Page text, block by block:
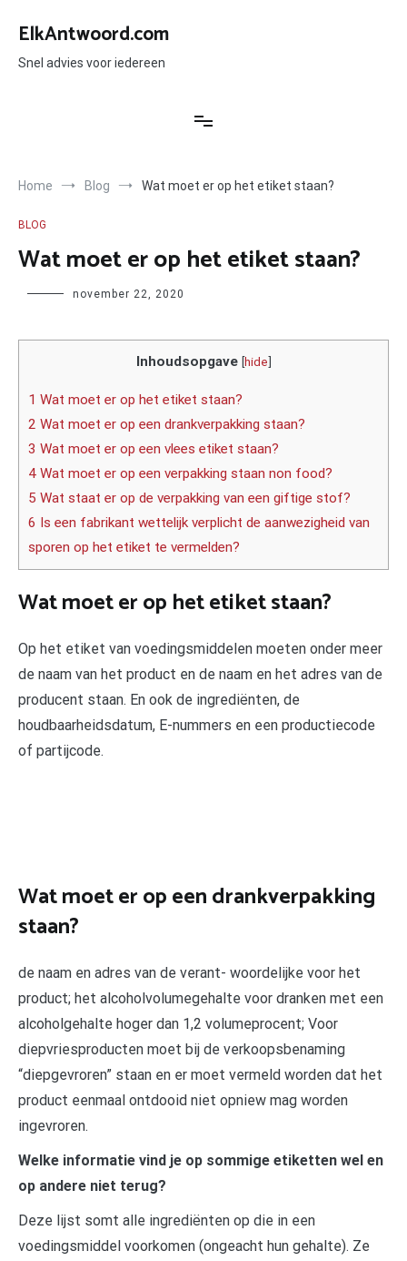
naar
inhoud
ElkAntwoord.com
Snel advies voor iedereen
Home Blog Wat moet er op het etiket staan?
BLOG
Wat moet er op het etiket staan?
Author november 22, 2020
Inhoudsopgave [hide]
1 Wat moet er op het etiket staan?
2 Wat moet er op een drankverpakking staan?
3 Wat moet er op een vlees etiket staan?
4 Wat moet er op een verpakking staan non food?
5 Wat staat er op de verpakking van een giftige stof?
6 Is een fabrikant wettelijk verplicht de aanwezigheid van
sporen op het etiket te vermelden?
Wat moet er op het etiket staan?
Op het etiket van voedingsmiddelen moeten onder meer
de naam van het product en de naam en het adres van de
producent staan. En ook de ingrediënten, de
houdbaarheidsdatum, E-nummers en een productiecode
of partijcode.
Wat moet er op een drankverpakking
staan?
de naam en adres van de verant- woordelijke voor het
product; het alcoholvolumegehalte voor dranken met een
alcoholgehalte hoger dan 1,2 volumeprocent; Voor
diepvriesproducten moet bij de verkoopsbenaming
“diepgevroren” staan en er moet vermeld worden dat het
product eenmaal ontdooid niet opniew mag worden
ingevroren.
Welke informatie vind je op sommige etiketten wel en
op andere niet terug?
Deze lijst somt alle ingrediënten op die in een
voedingsmiddel voorkomen (ongeacht hun gehalte). Ze